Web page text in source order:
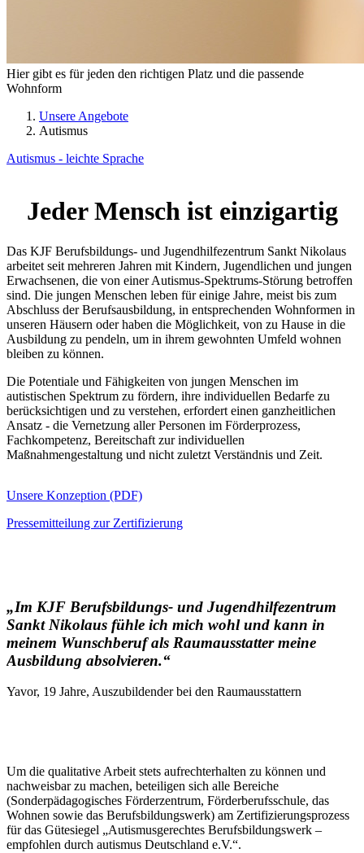
Hier gibt es für jeden den richtigen Platz und die passende
Wohnform
Unsere Angebote
Autismus
Autismus - leichte Sprache
Jeder Mensch ist einzigartig
Das KJF Berufsbildungs- und Jugendhilfezentrum Sankt Nikolaus
arbeitet seit mehreren Jahren mit Kindern, Jugendlichen und jungen
Erwachsenen, die von einer Autismus-Spektrums-Störung betroffen
sind. Die jungen Menschen leben für einige Jahre, meist bis zum
Abschluss der Berufsausbildung, in entsprechenden Wohnformen in
unseren Häusern oder haben die Möglichkeit, von zu Hause in die
Ausbildung zu pendeln, um in ihrem gewohnten Umfeld wohnen
bleiben zu können.
Die Potentiale und Fähigkeiten von jungen Menschen im
autistischen Spektrum zu fördern, ihre individuellen Bedarfe zu
berücksichtigen und zu verstehen, erfordert einen ganzheitlichen
Ansatz - die Vernetzung aller Personen im Förderprozess,
Fachkompetenz, Bereitschaft zur individuellen
Maßnahmengestaltung und nicht zuletzt Verständnis und Zeit.
Unsere Konzeption (PDF)
Pressemitteilung zur Zertifizierung
„Im KJF Berufsbildungs- und Jugendhilfezentrum
Sankt Nikolaus fühle ich mich wohl und kann in
meinem Wunschberuf als Raumausstatter meine
Ausbildung absolvieren.“
Yavor, 19 Jahre, Auszubildender bei den Raumausstattern
Um die qualitative Arbeit stets aufrechterhalten zu können und
nachweisbar zu machen, beteiligen sich alle Bereiche
(Sonderpädagogisches Förderzentrum, Förderberufsschule, das
Wohnen sowie das Berufsbildungswerk) am Zertifizierungsprozess
für das Gütesiegel „Autismusgerechtes Berufsbildungswerk –
empfohlen durch autismus Deutschland e.V.“.